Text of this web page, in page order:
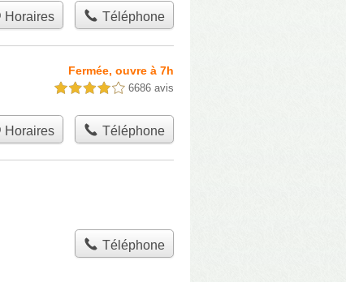
Horaires Téléphone
Fermée, ouvre à 7h
4,0 étoiles sur 5 6686 avis
Horaires Téléphone
Téléphone